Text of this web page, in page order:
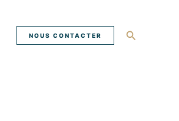
NOUS CONTACTER